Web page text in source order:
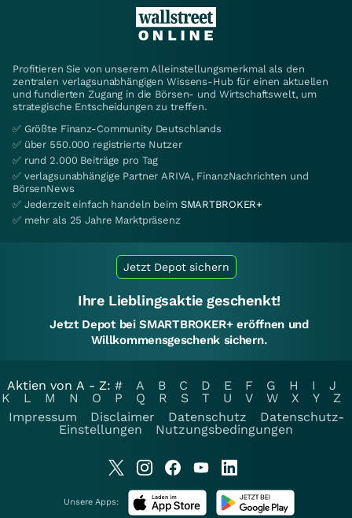
Profitieren Sie von unserem Alleinstellungsmerkmal als den
zentralen verlagsunabhängigen Wissens-Hub für einen aktuellen
und fundierten Zugang in die Börsen- und Wirtschaftswelt, um
strategische Entscheidungen zu treffen.
✅ Größte Finanz-Community Deutschlands
✅ über 550.000 registrierte Nutzer
✅ rund 2.000 Beiträge pro Tag
✅ verlagsunabhängige Partner ARIVA, FinanzNachrichten und
BörsenNews
✅ Jederzeit einfach handeln beim SMARTBROKER+
✅ mehr als 25 Jahre Marktpräsenz
Jetzt Depot sichern
Ihre Lieblingsaktie geschenkt!
Jetzt Depot bei SMARTBROKER+ eröffnen und
Willkommensgeschenk sichern.
Aktien von A - Z: # A B C D E F G H I
J
K
L M N O P Q R S T U V W X Y
Z
Impressum
Disclaimer Datenschutz
Datenschutz-
Einstellungen
Nutzungsbedingungen
Unsere Apps: